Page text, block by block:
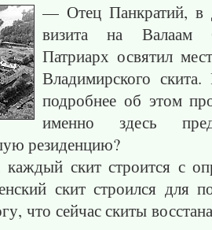
— Отец Панкратий, в
визита на Валаам
Патриарх освятил
Владимирского скита.
подробнее об этом
именно здесь
резиденцию?
скит строится с
скит строился для
что сейчас скиты